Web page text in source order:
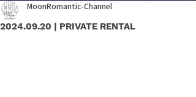
2024.09.20 | PRIVATE RENTAL
MoonRomantic-Channel